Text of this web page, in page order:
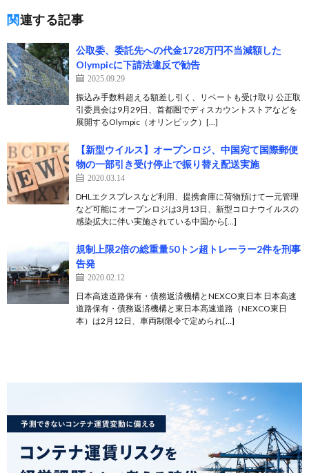
関連する記事
公取委、委託先への代金1728万円不当減額した
Olympicに下請法違反で勧告
2025.09.29
振込み手数料超える額差し引く、リベートも受け取り 公正取
引委員会は9月29日、首都圏でディスカウントストアなどを
展開するOlympic（オリンピック）[…]
【新型ウイルス】オープンロジ、中国宛て国際郵便
物の一部引き受け停止で振り替え配送実施
2020.03.14
DHLエクスプレスなど利用、提携倉庫に荷物預けて一元管理
など可能に オープンロジは3月13日、新型コロナウイルスの
感染拡大に伴い実施されている中国から[…]
規制上限2倍の総重量50トン超トレーラー2件を刑事
告発
2020.02.12
日本高速道路保有・債務返済機構とNEXCO東日本 日本高速
道路保有・債務返済機構と東日本高速道路（NEXCO東日
本）は2月12日、車両制限令で定められ[…]